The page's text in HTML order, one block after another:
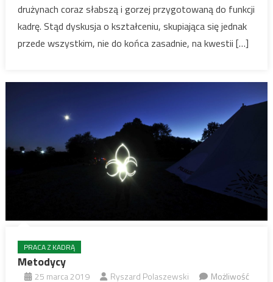
drużynach coraz słabszą i gorzej przygotowaną do funkcji
kadrę. Stąd dyskusja o kształceniu, skupiająca się jednak
przede wszystkim, nie do końca zasadnie, na kwestii […]
PRACA Z KADRĄ
Metodycy
25 marca 2019 Ryszard Polaszewski Możliwość